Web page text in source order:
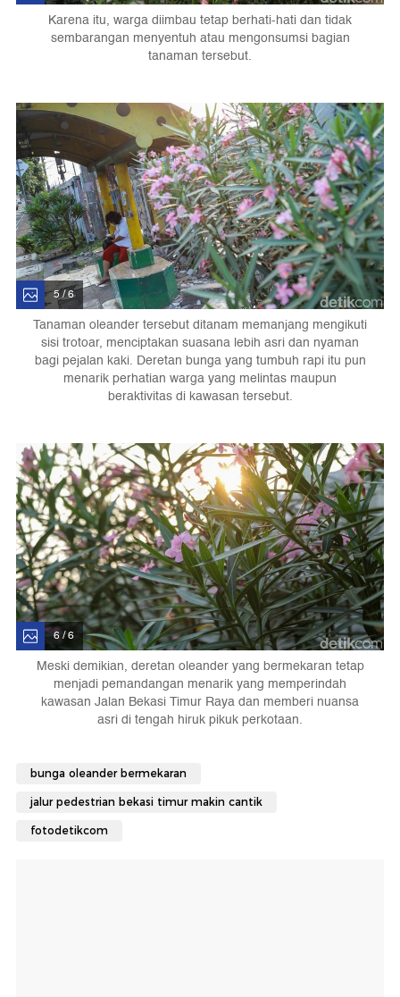
Karena itu, warga diimbau tetap berhati-hati dan tidak
sembarangan menyentuh atau mengonsumsi bagian
tanaman tersebut.
5 / 6
Tanaman oleander tersebut ditanam memanjang mengikuti
sisi trotoar, menciptakan suasana lebih asri dan nyaman
bagi pejalan kaki. Deretan bunga yang tumbuh rapi itu pun
menarik perhatian warga yang melintas maupun
beraktivitas di kawasan tersebut.
6 / 6
Meski demikian, deretan oleander yang bermekaran tetap
menjadi pemandangan menarik yang memperindah
kawasan Jalan Bekasi Timur Raya dan memberi nuansa
asri di tengah hiruk pikuk perkotaan.
bunga oleander bermekaran
jalur pedestrian bekasi timur makin cantik
fotodetikcom